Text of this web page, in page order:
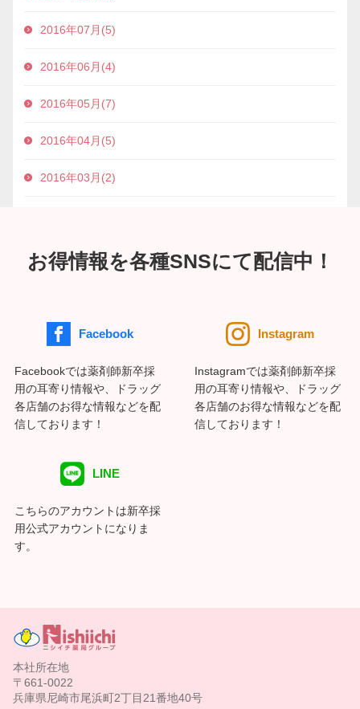
2016年07月(5)
2016年06月(4)
2016年05月(7)
2016年04月(5)
2016年03月(2)
お得情報を各種SNSにて配信中！
Facebook
Facebookでは薬剤師新卒採
用の耳寄り情報や、ドラッグ
各店舗のお得な情報などを配
信しております！
Instagram
Instagramでは薬剤師新卒採
用の耳寄り情報や、ドラッグ
各店舗のお得な情報などを配
信しております！
LINE
こちらのアカウントは新卒採
用公式アカウントになりま
す。
本社所在地
〒661-0022
兵庫県尼崎市尾浜町2丁目21番地40号